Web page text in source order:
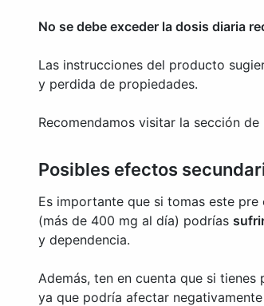
No se debe exceder la dosis diaria
Las instrucciones del producto
y perdida de propiedades.
Recomendamos visitar la sección de
Posibles efectos
Es importante que si tomas este pre
(más de 400 mg al día) podrías
y dependencia.
Además, ten en cuenta que si
ya que podría afectar